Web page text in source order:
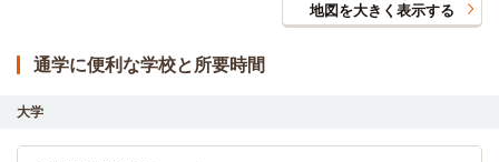
地図を大きく表示する
通学に便利な学校と所要時間
大学